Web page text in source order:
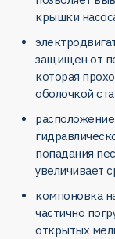
крышки
защищен от
которая
оболочкой
попадания
увеличивает
компоновка
частично
открытых